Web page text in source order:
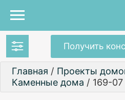
Получить
Главная / Проекты
Каменные дома / 169-07